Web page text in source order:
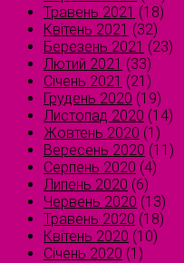
Травень 2021 (18)
Квітень 2021 (32)
Березень 2021 (23)
Лютий 2021 (33)
Січень 2021 (21)
Грудень 2020 (19)
Листопад 2020 (14)
Жовтень 2020 (1)
Вересень 2020 (11)
Серпень 2020 (4)
Липень 2020 (6)
Червень 2020 (13)
Травень 2020 (18)
Квітень 2020 (10)
Січень 2020 (1)